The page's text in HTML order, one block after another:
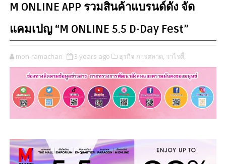
M ONLINE APP รวมสินค้าแบรนด์ดัง จัด
แคมเปญ “M ONLINE 5.5 D-Day Fest”
mon-ramachan 3 years ago ธุรกิจ การตลาด, วาไรตี้,